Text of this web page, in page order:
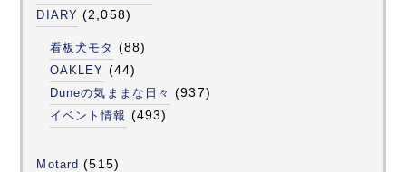
DIARY (2,058)
看板犬モタ (88)
OAKLEY (44)
Duneの気ままな日々 (937)
イベント情報 (493)
Motard (515)